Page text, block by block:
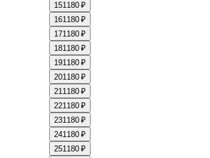
151180 ₽
161180 ₽
171180 ₽
181180 ₽
191180 ₽
201180 ₽
211180 ₽
221180 ₽
231180 ₽
241180 ₽
251180 ₽